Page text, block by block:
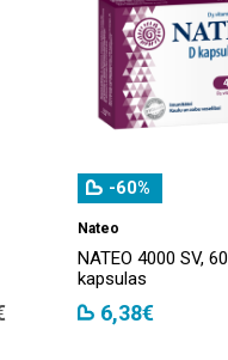
-60%
Nateo
NATEO 4000 SV, 60
kapsulas
6,38€